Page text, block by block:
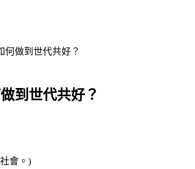
何做到世代共好？
到世代共好？